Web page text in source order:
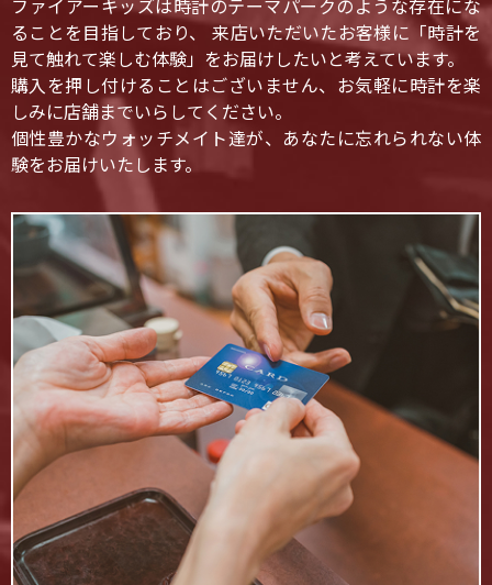
ファイアーキッズは時計のテーマパークのような存在にな
ることを目指しており、 来店いただいたお客様に「時計を
見て触れて楽しむ体験」をお届けしたいと考えています。
購入を押し付けることはございません、お気軽に時計を楽
しみに店舗までいらしてください。
個性豊かなウォッチメイト達が、あなたに忘れられない体
験をお届けいたします。